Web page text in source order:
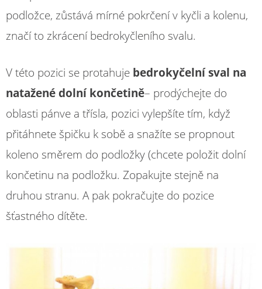
podložce, zůstává mírné pokrčení v kyčli a kolenu,
značí to zkrácení bedrokyčleního svalu.
V této pozici se protahuje bedrokyčelní sval na
natažené dolní končetině– prodýchejte do
oblasti pánve a třísla, pozici vylepšíte tím, když
přitáhnete špičku k sobě a snažíte se propnout
koleno směrem do podložky (chcete položit dolní
končetinu na podložku. Zopakujte stejně na
druhou stranu. A pak pokračujte do pozice
šťastného dítěte.